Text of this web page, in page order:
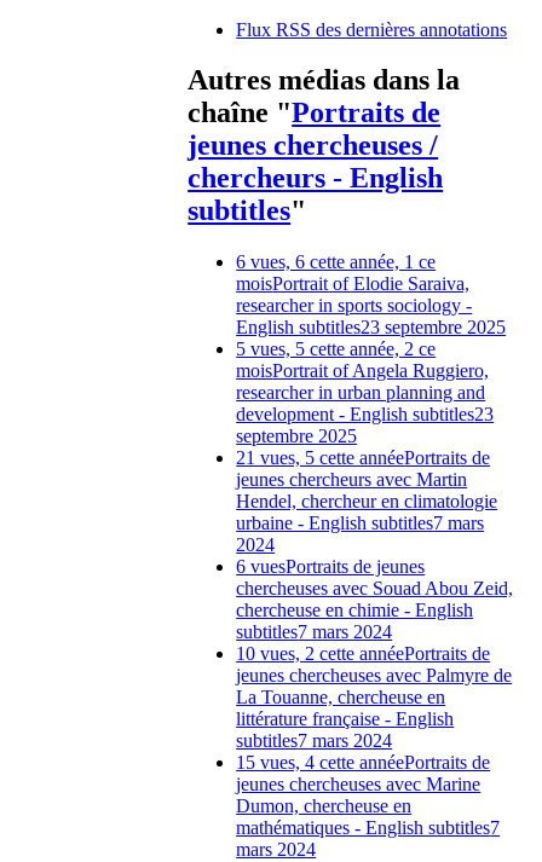
Flux RSS des dernières annotations
Autres médias dans la
chaîne "Portraits de
jeunes chercheuses /
chercheurs - English
subtitles"
6 vues, 6 cette année, 1 ce
moisPortrait of Elodie Saraiva,
researcher in sports sociology -
English subtitles23 septembre 2025
5 vues, 5 cette année, 2 ce
moisPortrait of Angela Ruggiero,
researcher in urban planning and
development - English subtitles23
septembre 2025
21 vues, 5 cette annéePortraits de
jeunes chercheurs avec Martin
Hendel, chercheur en climatologie
urbaine - English subtitles7 mars
2024
6 vuesPortraits de jeunes
chercheuses avec Souad Abou Zeid,
chercheuse en chimie - English
subtitles7 mars 2024
10 vues, 2 cette annéePortraits de
jeunes chercheuses avec Palmyre de
La Touanne, chercheuse en
littérature française - English
subtitles7 mars 2024
15 vues, 4 cette annéePortraits de
jeunes chercheuses avec Marine
Dumon, chercheuse en
mathématiques - English subtitles7
mars 2024